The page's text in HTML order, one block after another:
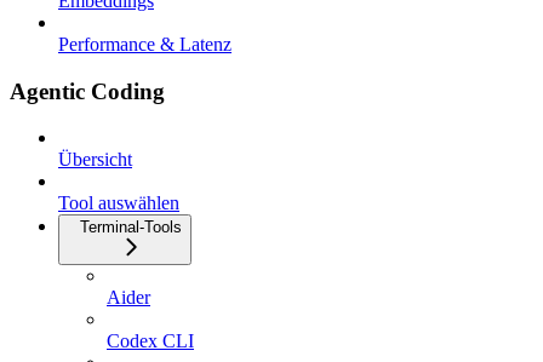
Performance & Latenz
Agentic Coding
Übersicht
Tool auswählen
Terminal-Tools
Aider
Codex CLI